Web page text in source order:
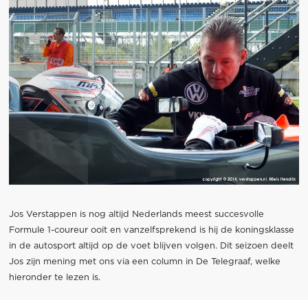
Jos Verstappen is nog altijd Nederlands meest succesvolle
Formule 1-coureur ooit en vanzelfsprekend is hij de koningsklasse
in de autosport altijd op de voet blijven volgen. Dit seizoen deelt
Jos zijn mening met ons via een column in De Telegraaf, welke
hieronder te lezen is.